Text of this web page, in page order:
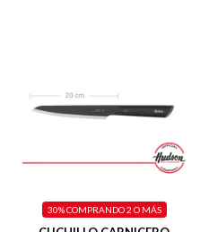
30%COMPRANDO 2 O MÁS